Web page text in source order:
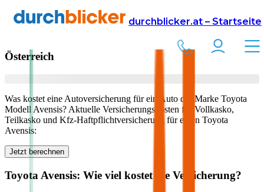
durchblicker.at – Startseite
Versicherung Autoversicherung Toyota
Toyota Avensis
in
Österreich
Was kostet eine Autoversicherung für ein Auto der Marke Toyota
ModellAvensis? Aktuelle Versicherungskosten für Vollkasko,
Teilkasko und Kfz-Haftpflichtversicherung für einen Toyota
Avensis:
Jetzt berechnen
Toyota Avensis: Wie viel kostet die Versicherung?